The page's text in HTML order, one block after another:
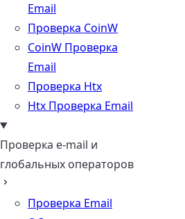
Email
Проверка CoinW
CoinW Проверка
Email
Проверка Htx
Htx Проверка Email
Проверка e-mail и
глобальных операторов
Проверка Email